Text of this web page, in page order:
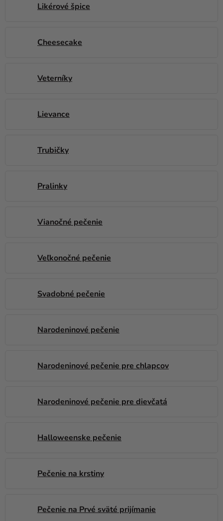
Likérové špice
Cheesecake
Veterníky
Lievance
Trubičky
Pralinky
Vianočné pečenie
Veľkonočné pečenie
Svadobné pečenie
Narodeninové pečenie
Narodeninové pečenie pre chlapcov
Narodeninové pečenie pre dievčatá
Halloweenske pečenie
Pečenie na krstiny
Pečenie na Prvé sväté prijímanie